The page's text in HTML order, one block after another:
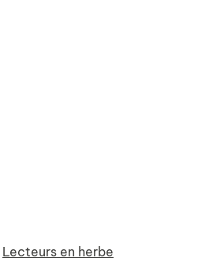
Lecteurs en herbe